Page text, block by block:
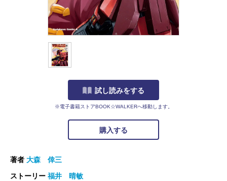
試し読みをする
※電子書籍ストアBOOK☆WALKERへ移動します。
購入する
著者 大森 倖三
ストーリー 福井 晴敏